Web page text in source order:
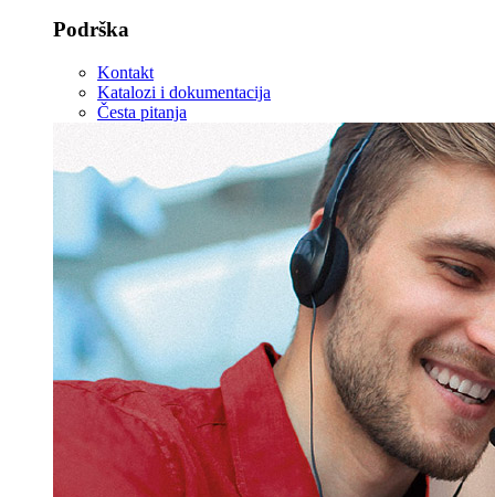
Plinski bojleri
Širok asortiman Ariston plinskih bojlera nudi maksimalnu
toplinsku snagu i veću udobnost uz minimalnu potrošnju
energije. Više od 50 godina, svaki Ariston plinski bojler ima
zajamčenu pouzdanost i dugotrajnu učinkovitost zahvaljujući
korištenju najinovativnijih tehnologija grijanja.
Kondenzacijski bojleri
Kondenzacijski bojleri velike snage
Tradicionalni plinski bojleri
- svi modeli Plinski bojleri